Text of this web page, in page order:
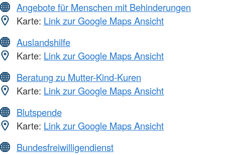
Angebote für Menschen mit Behinderungen
Karte: Link zur Google Maps Ansicht
Auslandshilfe
Karte: Link zur Google Maps Ansicht
Beratung zu Mutter-Kind-Kuren
Karte: Link zur Google Maps Ansicht
Blutspende
Karte: Link zur Google Maps Ansicht
Bundesfreiwilligendienst